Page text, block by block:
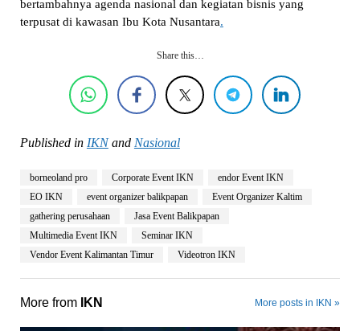
bertambahnya agenda nasional dan kegiatan bisnis yang
terpusat di kawasan Ibu Kota Nusantara.
Share this…
Published in IKNand Nasional
borneoland pro Corporate Event IKN
endor Event IKN
EO IKN
event organizer balikpapan
Event Organizer Kaltim
gathering perusahaan
Jasa Event Balikpapan
Multimedia Event IKN
Seminar IKN
Vendor Event Kalimantan Timur
Videotron IKN
More from IKN More posts in IKN »